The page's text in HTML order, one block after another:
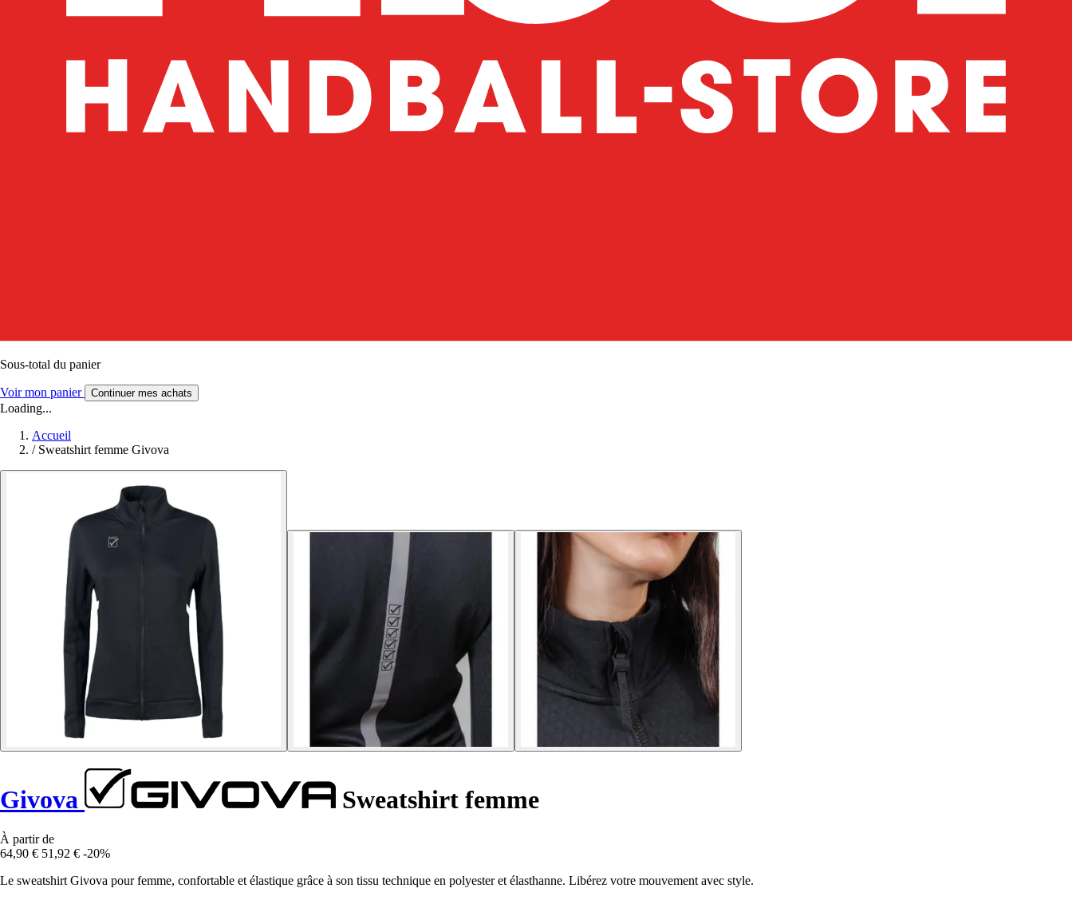
Sous-total du panier
Voir mon panier Continuer mes achats
Loading...
Accueil
/ Sweatshirt femme Givova
Givova Sweatshirt femme
À partir de
64,90 € 51,92 € -20%
Le sweatshirt Givova pour femme, confortable et élastique grâce à son tissu technique en polyester et élasthanne. Libérez votre mouvement avec style.